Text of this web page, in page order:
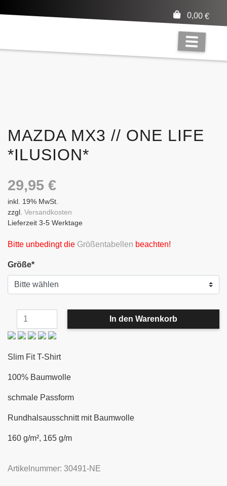
0,00€
MAZDA MX3 // ONE LIFE
*ILUSION*
29,95 €
inkl. 19% MwSt.
zzgl. Versandkosten
Lieferzeit 3-5 Werktage
Bitte unbedingt die Größentabellen beachten!
Größe*
Slim Fit T-Shirt
100% Baumwolle
schmale Passform
Rundhalsausschnitt mit Baumwolle
160 g/m², 165 g/m
Artikelnummer: 30491-NE